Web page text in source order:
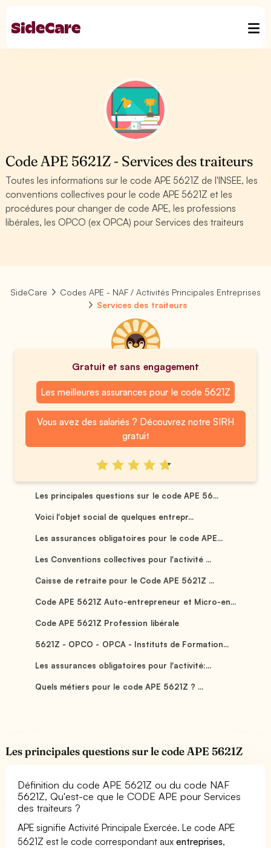
Code APE 5621Z - Services des traiteurs
Toutes les informations sur le code APE 5621Z de l'INSEE, les
conventions collectives pour le code APE 5621Z et les
procédures pour changer de code APE, les professions
libérales, les OPCO (ex OPCA) pour Services des traiteurs
SideCare
Codes APE - NAF / Activités Principales Entreprises
Services des traiteurs
Gratuit et sans engagement
Les meilleures assurances pour le code 5621Z
Vous avez des salariés ? Découvrez notre SIRH
gratuit
Les principales questions sur le code APE 56...
Voici l'objet social de quelques entrepr...
Les assurances obligatoires pour le code APE...
Les Conventions collectives pour l'activité ...
Caisse de retraite pour le Code APE 5621Z ...
Code APE 5621Z Auto-entrepreneur et Micro-en...
Code APE 5621Z Profession libérale
5621Z - OPCO - OPCA - Instituts de Formation...
Les assurances obligatoires pour l'activité:...
Quels métiers pour le code APE 5621Z ? ...
Les principales questions sur le code APE 5621Z
Définition du code APE 5621Z ou du code NAF
5621Z, Qu'est-ce que le CODE APE pour Services
des traiteurs ?
APE signifie Activité Principale Exercée. Le code APE
5621Z est le code correspondant auxentreprises,